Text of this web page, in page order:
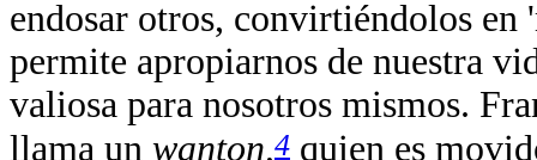
endosar otros, convirtiéndolos en
permite apropiarnos de nuestra
valiosa para nosotros mismos.
llama un wanton,4 quien es